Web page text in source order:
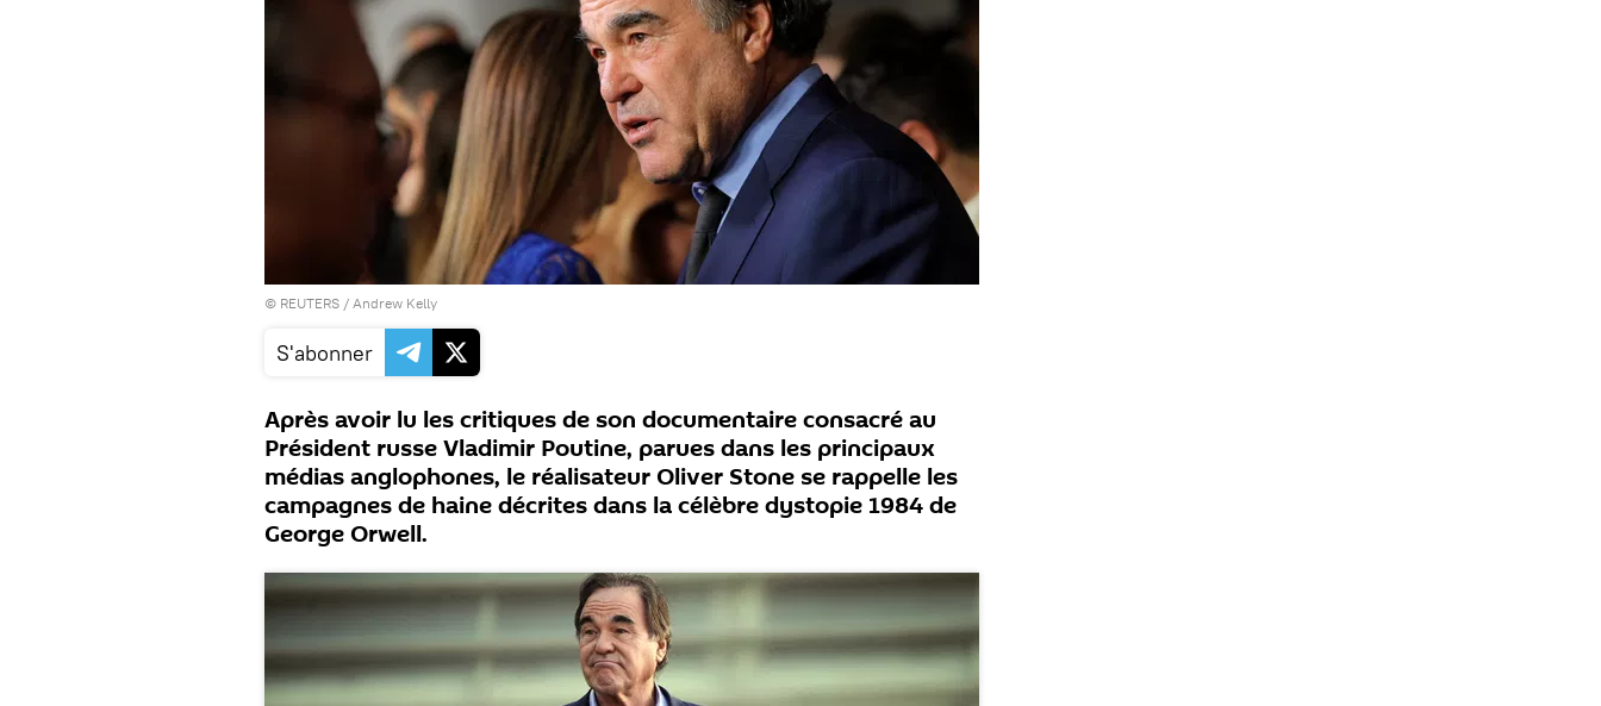
© REUTERS / Andrew Kelly
S'abonner
Après avoir lu les critiques de son documentaire consacré au
Président russe Vladimir Poutine, parues dans les principaux
médias anglophones, le réalisateur Oliver Stone se rappelle les
campagnes de haine décrites dans la célèbre dystopie 1984 de
George Orwell.